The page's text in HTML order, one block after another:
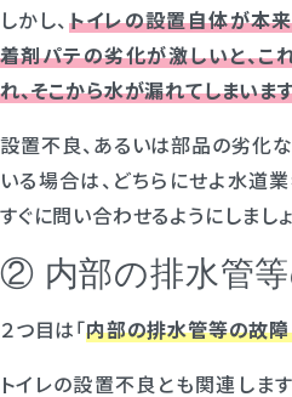
しかし、 トイレの設置自体が本
着剤パテの劣化が激しいと、こ
れ、そこから水が漏れてしまいます
設置不良、あるいは部品の劣化
いる場合は、どちらにせよ水道
すぐに問い合わせるようにしましょ
② 内部の排水管
２つ目は「内部の排水管等の故
トイレの設置不良とも関連しま